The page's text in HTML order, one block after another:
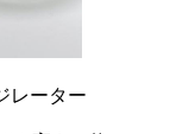
ジレーター